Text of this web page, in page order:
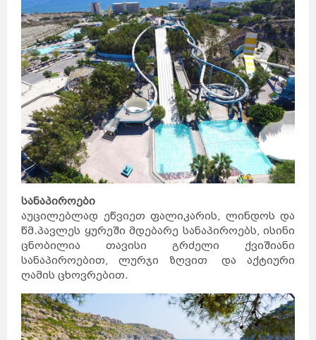
სანაპიროები
აუცილებლად ეწვიეთ ფალიკარის, ლინდოს და
წმ.პავლეს ყურეში მდებარე სანაპიროებს, ისინი
ცნობილია თავისი გრძელი ქვიშიანი
სანაპიროებით, ლურჯი ზღვით და აქტიური
ღამის ცხოვრებით.